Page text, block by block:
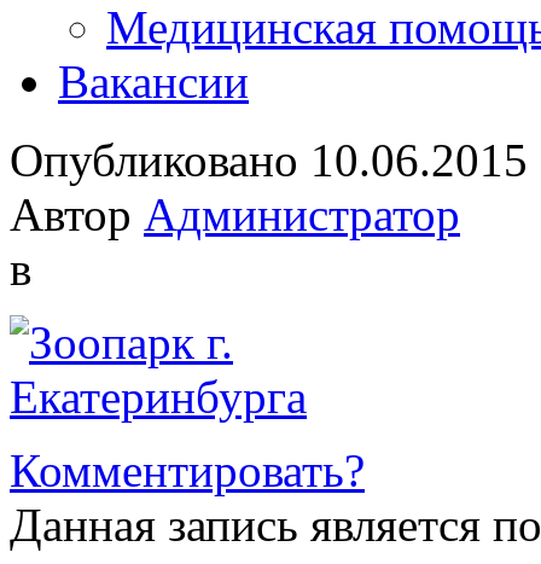
Медицинская
Вакансии
Опубликовано 10.06.2015
Автор Администратор
в
Комментировать?
Данная запись является